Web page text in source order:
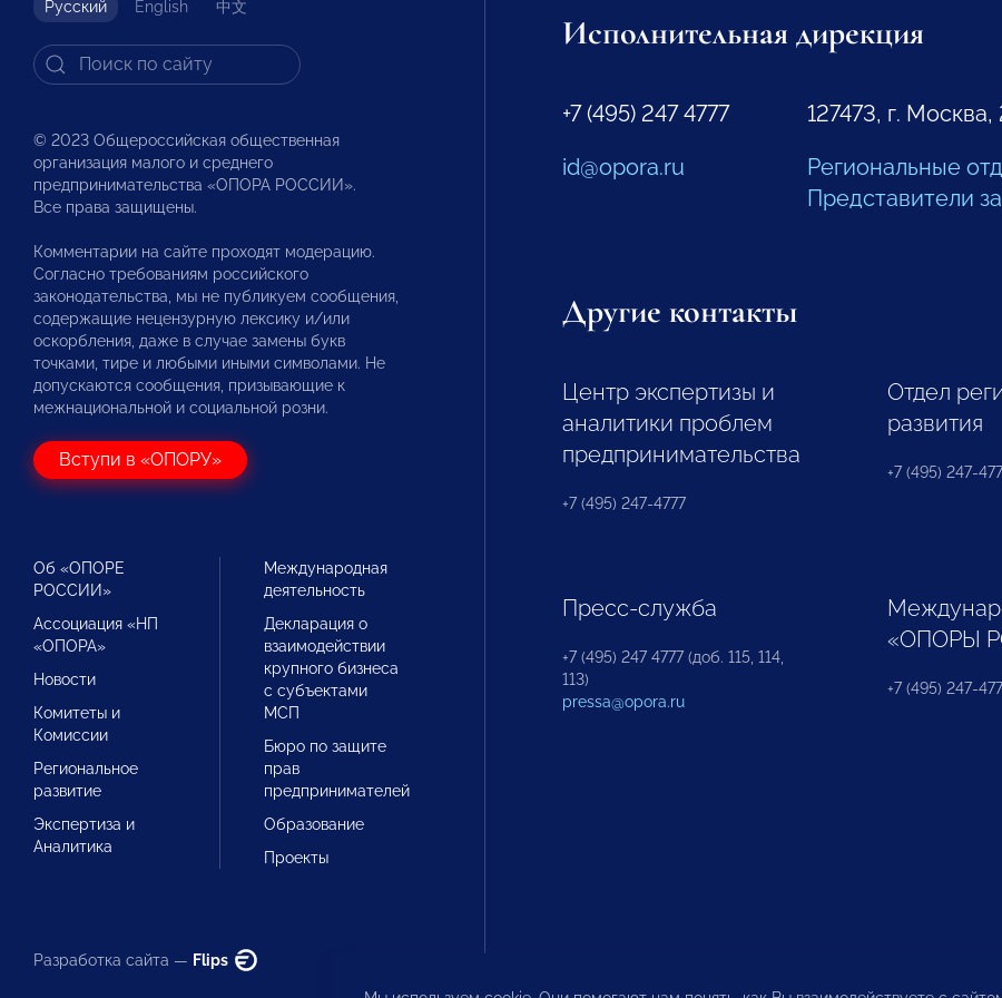
Русский English 中文
© 2023 Общероссийская общественная
организация малого и среднего
предпринимательства «ОПОРА РОССИИ».
Все права защищены.
Комментарии на сайте проходят модерацию.
Согласно требованиям российского
законодательства, мы не публикуем сообщения,
содержащие нецензурную лексику и/или
оскорбления, даже в случае замены букв
точками, тире и любыми иными символами. Не
допускаются сообщения, призывающие к
межнациональной и социальной розни.
Вступи в «ОПОРУ»
Об «ОПОРЕ
РОССИИ»
Ассоциация «НП
«ОПОРА»
Новости
Комитеты и
Комиссии
Региональное
развитие
Экспертиза и
Аналитика
Международная
деятельность
Декларация о
взаимодействии
крупного бизнеса
с субъектами
МСП
Бюро по защите
прав
предпринимателей
Образование
Проекты
Разработка сайта — Flips
Исполнительная дирекция
+7 (495) 247 4777
id@opora.ru
127473, г.
Региональные
Представители
Другие контакты
Центр экспертизы и
аналитики проблем
предпринимательства
+7 (495) 247-4777
Отдел
развития
+7 (495) 247-
Пресс-служба
+7 (495) 247 4777 (доб. 115, 114,
113)
pressa@opora.ru
«ОПОРЫ
+7 (495) 247-